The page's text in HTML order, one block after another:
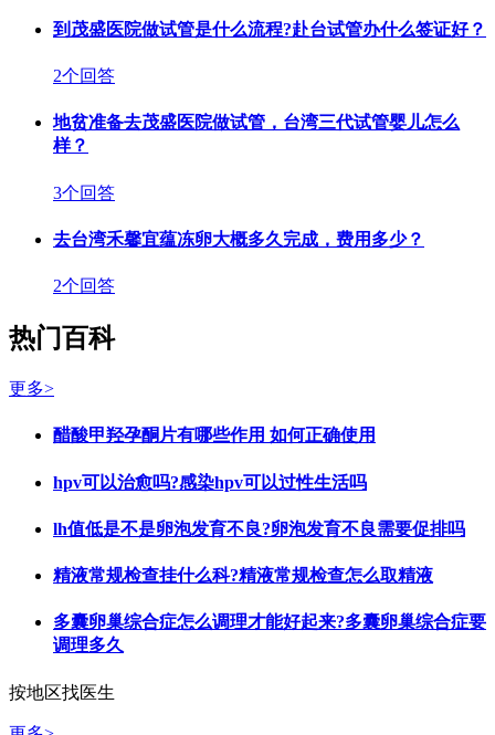
到茂盛医院做试管是什么流程?赴台试管办什么签证好？
2个回答
地贫准备去茂盛医院做试管，台湾三代试管婴儿怎么
样？
3个回答
去台湾禾馨宜蕴冻卵大概多久完成，费用多少？
2个回答
热门百科
更多>
醋酸甲羟孕酮片有哪些作用 如何正确使用
hpv可以治愈吗?感染hpv可以过性生活吗
lh值低是不是卵泡发育不良?卵泡发育不良需要促排吗
精液常规检查挂什么科?精液常规检查怎么取精液
多囊卵巢综合症怎么调理才能好起来?多囊卵巢综合症要
调理多久
按地区找医生